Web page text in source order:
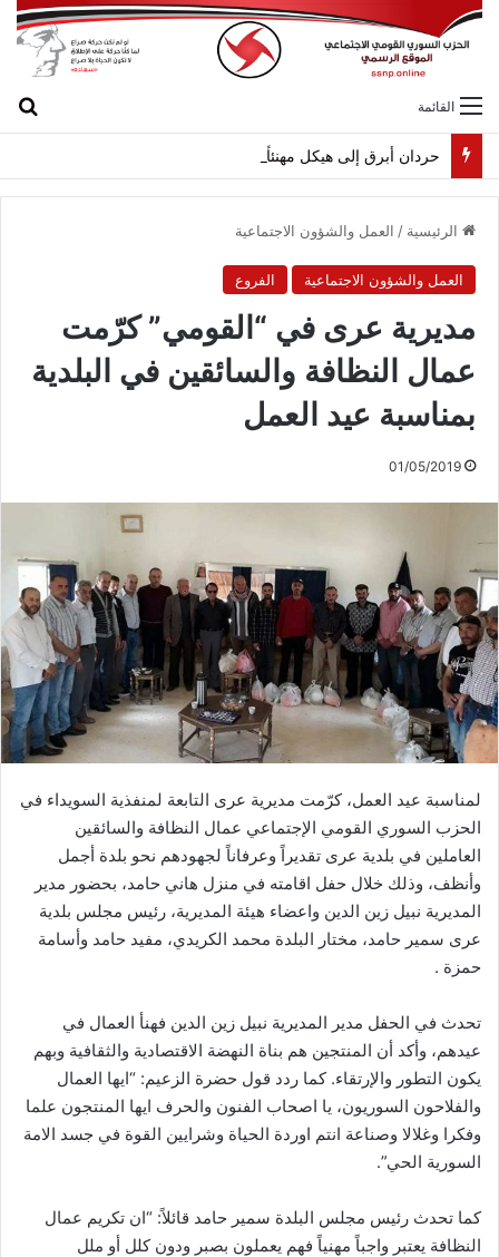
القائمة
حردان أبرق إلى هيكل مهنئاً بمناسبة عيد الجيش
الرئيسية / العمل والشؤون الاجتماعية
العمل والشؤون الاجتماعية الفروع
مديرية عرى في “القومي” كرّمت
عمال النظافة والسائقين في البلدية
بمناسبة عيد العمل
01/05/2019
لمناسبة عيد العمل، كرّمت مديرية عرى التابعة لمنفذية السويداء في
الحزب السوري القومي الإجتماعي عمال النظافة والسائقين
العاملين في بلدية عرى تقديراً وعرفاناً لجهودهم نحو بلدة أجمل
وأنظف، وذلك خلال حفل اقامته في منزل هاني حامد، بحضور مدير
المديرية نبيل زين الدين واعضاء هيئة المديرية، رئيس مجلس بلدية
عرى سمير حامد، مختار البلدة محمد الكريدي، مفيد حامد وأسامة
حمزة .
تحدث في الحفل مدير المديرية نبيل زين الدين فهنأ العمال في
عيدهم، وأكد أن المنتجين هم بناة النهضة الاقتصادية والثقافية وبهم
يكون التطور والإرتقاء. كما ردد قول حضرة الزعيم: “ايها العمال
والفلاحون السوريون، يا اصحاب الفنون والحرف ايها المنتجون علما
وفكرا وغلالا وصناعة انتم اوردة الحياة وشرايين القوة في جسد الامة
السورية الحي”.
كما تحدث رئيس مجلس البلدة سمير حامد قائلاً: “ان تكريم عمال
النظافة يعتبر واجباً مهنياً فهم يعملون بصبر ودون كلل أو ملل